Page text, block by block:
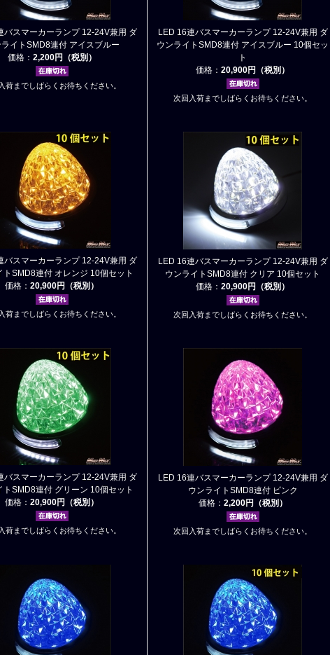
バスマーカーランプ 12-24V兼用 ダ
ライトSMD8連付 アイスブルー
価格： 2,200円（税別）
荷までしばらくお待ちください。
LED 16連バスマーカーランプ 12-24V兼用 ダ
ウンライトSMD8連付 アイスブルー 10個セッ
ト
価格： 20,900円（税別）
次回入荷までしばらくお待ちください。
バスマーカーランプ 12-24V兼用 ダ
トSMD8連付 オレンジ 10個セット
価格： 20,900円（税別）
荷までしばらくお待ちください。
LED 16連バスマーカーランプ 12-24V兼用 ダ
ウンライトSMD8連付 クリア 10個セット
価格： 20,900円（税別）
次回入荷までしばらくお待ちください。
バスマーカーランプ 12-24V兼用 ダ
トSMD8連付 グリーン 10個セット
価格： 20,900円（税別）
荷までしばらくお待ちください。
LED 16連バスマーカーランプ 12-24V兼用 ダ
ウンライトSMD8連付 ピンク
価格： 2,200円（税別）
次回入荷までしばらくお待ちください。